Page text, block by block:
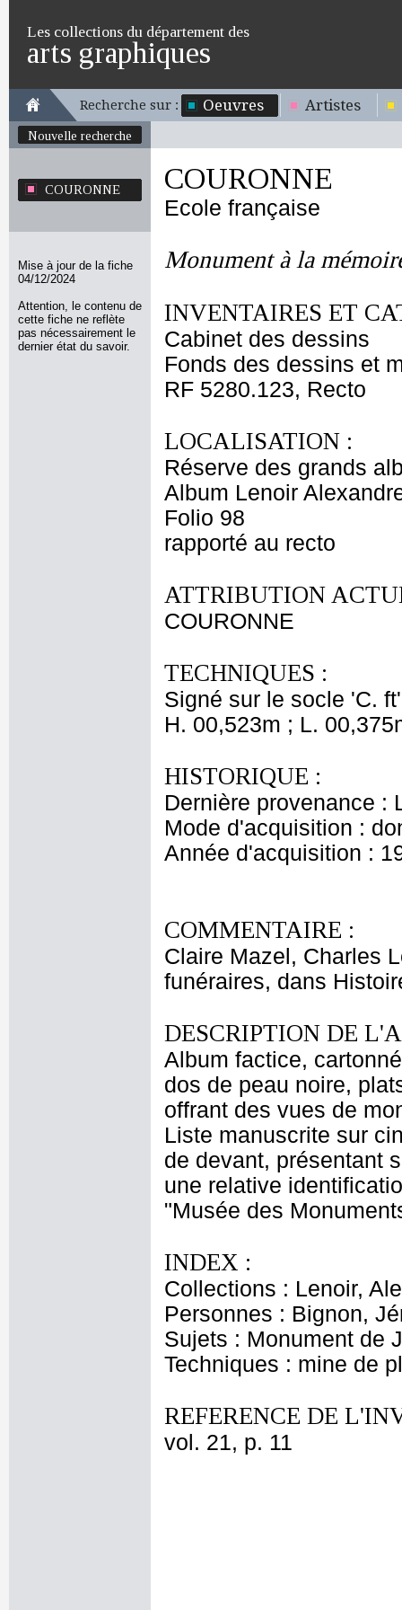
Les collections du département des
arts graphiques
Recherche sur : Oeuvres Artistes
Nouvelle recherche
COURONNE
Mise à jour de la fiche
04/12/2024
Attention, le contenu de
cette fiche ne reflète
pas nécessairement le
dernier état du savoir.
COURONNE
Ecole française
Monument à la
INVENTAIRES ET
Cabinet des dessins
Fonds des dessins et
RF 5280.123, Recto
LOCALISATION :
Réserve des grands
Album Lenoir
Folio 98
rapporté au recto
ATTRIBUTION
COURONNE
TECHNIQUES :
Signé sur le socle 'C.
H. 00,523m ; L.
HISTORIQUE :
Dernière provenance :
Mode d'acquisition :
Année d'acquisition :
COMMENTAIRE :
Claire Mazel, Charles
funéraires, dans
DESCRIPTION DE
Album factice,
dos de peau noire,
offrant des vues de
Liste manuscrite sur
de devant, présentant
une relative
"Musée des
INDEX :
Collections : Lenoir,
Personnes : Bignon,
Sujets : Monument de
Techniques : mine de
REFERENCE DE
vol. 21, p. 11